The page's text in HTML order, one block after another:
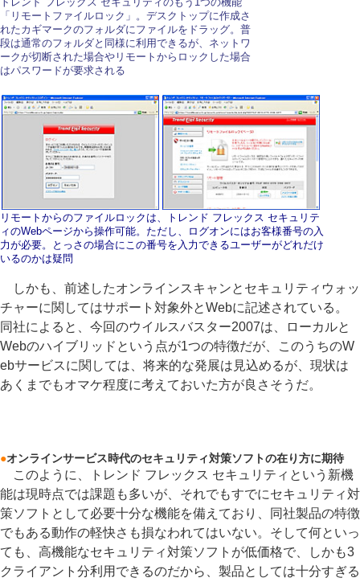
「リモートファイルロック」。デスクトップに作成さ
れたカギマークのフォルダにファイルをドラッグ。普
段は通常のフォルダと同様に利用できるが、ネットワ
ークが切断された場合やリモートからロックした場合
はパスワードが要求される
リモートからのファイルロックは、トレンド フレックス セキュリテ
ィのWebページから操作可能。ただし、ログオンにはお客様番号の入
力が必要。とっさの場合にこの番号を入力できるユーザーがどれだけ
いるのかは疑問
しかも、前述したオンラインスキャンとセキュリティウォッ
チャーに関してはサポート対象外とWebに記述されている。
同社によると、今回のウイルスバスター2007は、ローカルと
Webのハイブリッドという点が1つの特徴だが、このうちのW
ebサービスに関しては、将来的な発展は見込めるが、現状は
あくまでもオマケ程度に考えておいた方が良さそうだ。
●オンラインサービス時代のセキュリティ対策ソフトの在り方に期待
このように、トレンド フレックス セキュリティという新機
能は現時点では課題も多いが、それでもすでにセキュリティ対
策ソフトとして必要十分な機能を備えており、同社製品の特徴
でもある動作の軽快さも損なわれてはいない。そして何といっ
ても、高機能なセキュリティ対策ソフトが低価格で、しかも3
クライアント分利用できるのだから、製品としては十分すぎる